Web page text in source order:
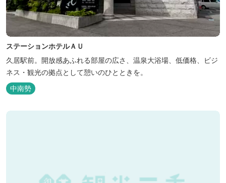
ステーションホテルＡＵ
久居駅前。開放感あふれる部屋の広さ、温泉大浴場、低価格、ビジ
ネス・観光の拠点として憩いのひとときを。
中南勢